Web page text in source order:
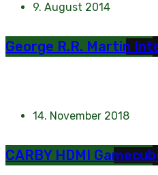
9. August 2014
George R.R. Martin
14. November 2018
CARBY HDMI